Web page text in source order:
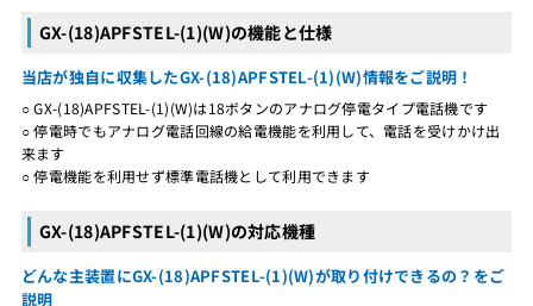
GX-(18)APFSTEL-(1)(W)の機能と仕様
当店が独自に収集したGX-(18)APFSTEL-(1)(W)情報をご説明！
○ GX-(18)APFSTEL-(1)(W)は18ボタンのアナログ停電タイプ電話機です
○ 停電時でもアナログ電話回線の給電機能を利用して、電話を受けかけ出
来ます
○ 停電機能を利用せず標準電話機として利用できます
GX-(18)APFSTEL-(1)(W)の対応機種
どんな主装置にGX-(18)APFSTEL-(1)(W)が取り付けできるの？をご
説明